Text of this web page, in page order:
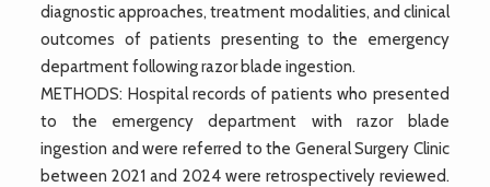
diagnostic approaches, treatment modalities, and clinical
outcomes of patients presenting to the emergency
department following razor blade ingestion.
METHODS: Hospital records of patients who presented
to the emergency department with razor blade
ingestion and were referred to the General Surgery Clinic
between 2021 and 2024 were retrospectively reviewed.